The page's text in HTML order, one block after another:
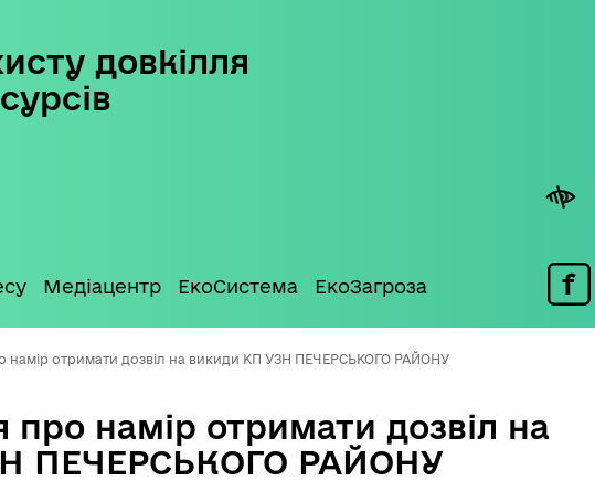
довкілля
Медіацентр ЕкоСистема ЕкоЗагроза
намір отримати дозвіл на викиди КП УЗН ПЕЧЕРСЬКОГО РАЙОНУ
про намір отримати дозвіл на
ПЕЧЕРСЬКОГО РАЙОНУ